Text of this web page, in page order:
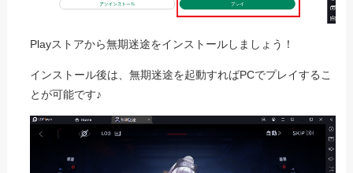
Playストアから無期迷途をインストールしましょう！
インストール後は、無期迷途を起動すればPCでプレイするこ
とが可能です♪